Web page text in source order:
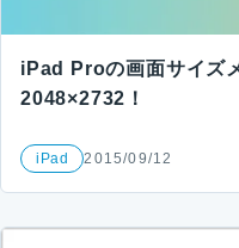
iPad Proの画面サイズ
2048×2732！
iPad 2015/09/12